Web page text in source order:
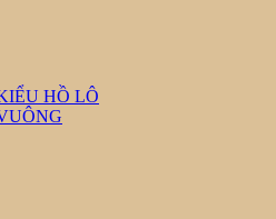
HỒ LÔ